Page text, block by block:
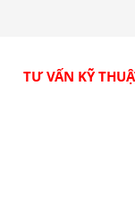
TƯ VẤN KỸ